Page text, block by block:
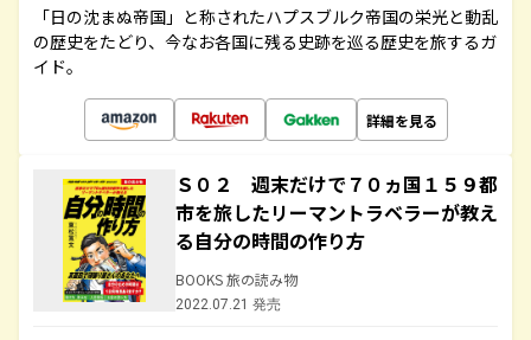
「日の沈まぬ帝国」と称されたハプスブルク帝国の栄光と動乱
の歴史をたどり、今なお各国に残る史跡を巡る歴史を旅するガ
イド。
詳細を見る
Ｓ０２ 週末だけで７０ヵ国１５９都
市を旅したリーマントラベラーが教え
る自分の時間の作り方
BOOKS 旅の読み物
2022.07.21 発売